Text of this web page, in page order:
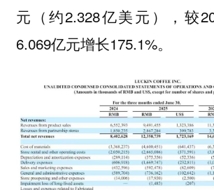
元（约2.328亿美元），较
6.069亿元增长175.1%。